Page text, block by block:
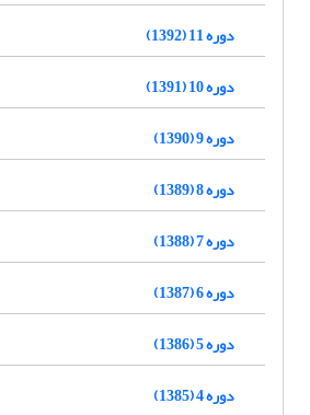
دوره 11 (1392)
دوره 10 (1391)
دوره 9 (1390)
دوره 8 (1389)
دوره 7 (1388)
دوره 6 (1387)
دوره 5 (1386)
دوره 4 (1385)